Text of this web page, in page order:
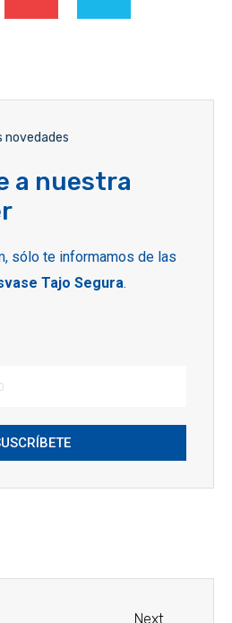
novedades
a nuestra
sólo te informamos de las
Tajo Segura.
Next